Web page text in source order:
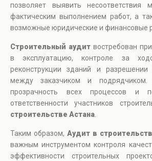
позволяет выявить несоответствия
фактическим выполнением работ, а
возможные юридические и финансовые
Строительный аудит востребован
в эксплуатацию, контроле за
реконструкции зданий и разрешении
между заказчиком и подрядчиком.
прозрачность всех процессов и
ответственности участников
строительстве Астана
Таким образом, Аудит в
важным инструментом контроля
эффективности строительных